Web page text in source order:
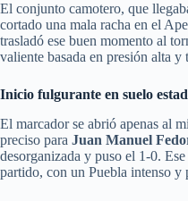
El conjunto camotero, que
cortado una mala racha en el
trasladó ese buen momento al
valiente basada en presión alta y
Inicio fulgurante en suelo
El marcador se abrió apenas al
preciso para Juan Manuel
desorganizada y puso el 1-0.
partido, con un Puebla intenso y